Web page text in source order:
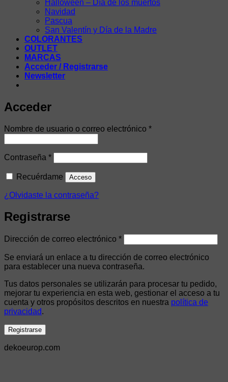
Halloween – Día de los muertos
Navidad
Pascua
San Valentín y Día de la Madre
COLORANTES
OUTLET
MARCAS
Acceder / Registrarse
Newsletter
Acceder
Nombre de usuario o correo electrónico *Obligatorio
Contraseña *Obligatorio
Recuérdame Acceso
¿Olvidaste la contraseña?
Registrarse
Dirección de correo electrónico *Obligatorio
Se enviará un enlace a tu dirección de correo electrónico
para establecer una nueva contraseña.
Tus datos personales se utilizarán para procesar tu pedido,
mejorar tu experiencia en esta web, gestionar el acceso a tu
cuenta y otros propósitos descritos en nuestra política de
privacidad.
Registrarse
dekoeurop.com